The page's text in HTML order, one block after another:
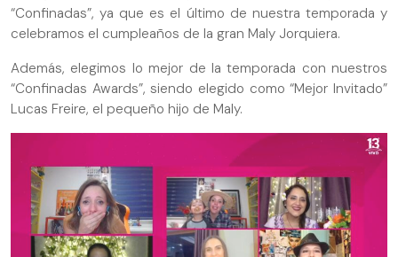
“Confinadas”, ya que es el último de nuestra temporada y
celebramos el cumpleaños de la gran Maly Jorquiera.
Además, elegimos lo mejor de la temporada con nuestros
“Confinadas Awards”, siendo elegido como “Mejor Invitado”
Lucas Freire, el pequeño hijo de Maly.